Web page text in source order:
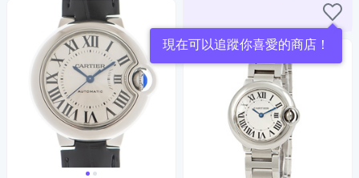
現在可以追蹤你喜愛的商店！